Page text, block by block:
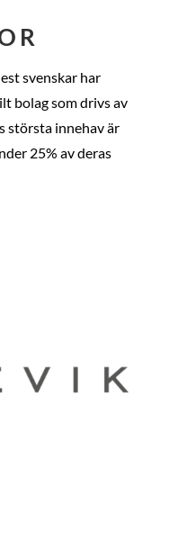
svenskar har
bolag som drivs av
största innehav är
25% av deras